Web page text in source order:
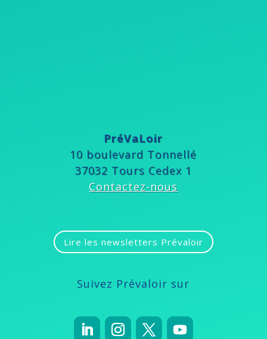
PréVaLoir
10 boulevard Tonnellé
37032 Tours Cedex 1
Contactez-nous
Lire les newsletters Prévaloir
Suivez Prévaloir sur